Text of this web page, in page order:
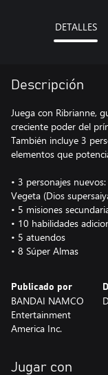
DETALLES
Descripción
Juega con Ribrianne,
creciente poder del
También incluye 3
elementos que
• 3 personajes
Vegeta (Dios
• 5 misiones
• 10 habilidades
• 5 atuendos
• 8 Súper Almas
Publicado por
BANDAI NAMCO
Entertainment
America Inc.
Jugar con